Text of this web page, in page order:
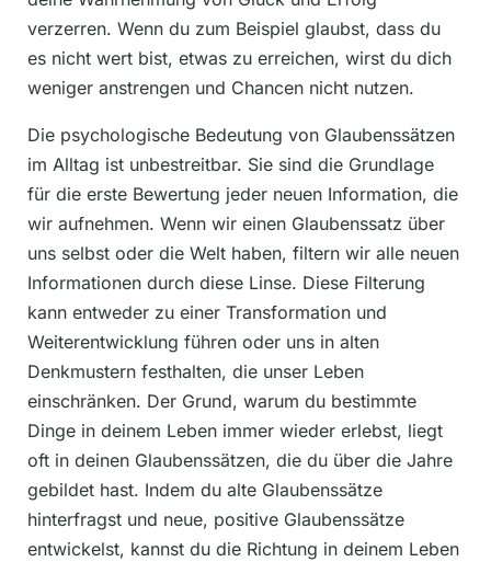
verzerren. Wenn du zum Beispiel glaubst, dass du
es nicht wert bist, etwas zu erreichen, wirst du dich
weniger anstrengen und Chancen nicht nutzen.
Die psychologische Bedeutung von Glaubenssätzen
im Alltag ist unbestreitbar. Sie sind die Grundlage
für die erste Bewertung jeder neuen Information, die
wir aufnehmen. Wenn wir einen Glaubenssatz über
uns selbst oder die Welt haben, filtern wir alle neuen
Informationen durch diese Linse. Diese Filterung
kann entweder zu einer Transformation und
Weiterentwicklung führen oder uns in alten
Denkmustern festhalten, die unser Leben
einschränken. Der Grund, warum du bestimmte
Dinge in deinem Leben immer wieder erlebst, liegt
oft in deinen Glaubenssätzen, die du über die Jahre
gebildet hast. Indem du alte Glaubenssätze
hinterfragst und neue, positive Glaubenssätze
entwickelst, kannst du die Richtung in deinem Leben